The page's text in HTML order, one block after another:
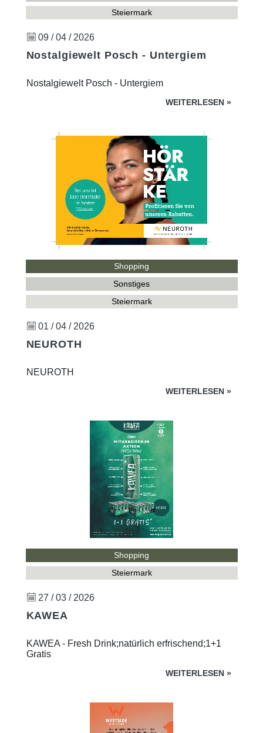
Steiermark
09 / 04 / 2026
Nostalgiewelt Posch - Untergiem
Nostalgiewelt Posch - Untergiem
WEITERLESEN »
Shopping
Sonstiges
Steiermark
01 / 04 / 2026
NEUROTH
NEUROTH
WEITERLESEN »
Shopping
Steiermark
27 / 03 / 2026
KAWEA
KAWEA - Fresh Drink;natürlich erfrischend;1+1
Gratis
WEITERLESEN »